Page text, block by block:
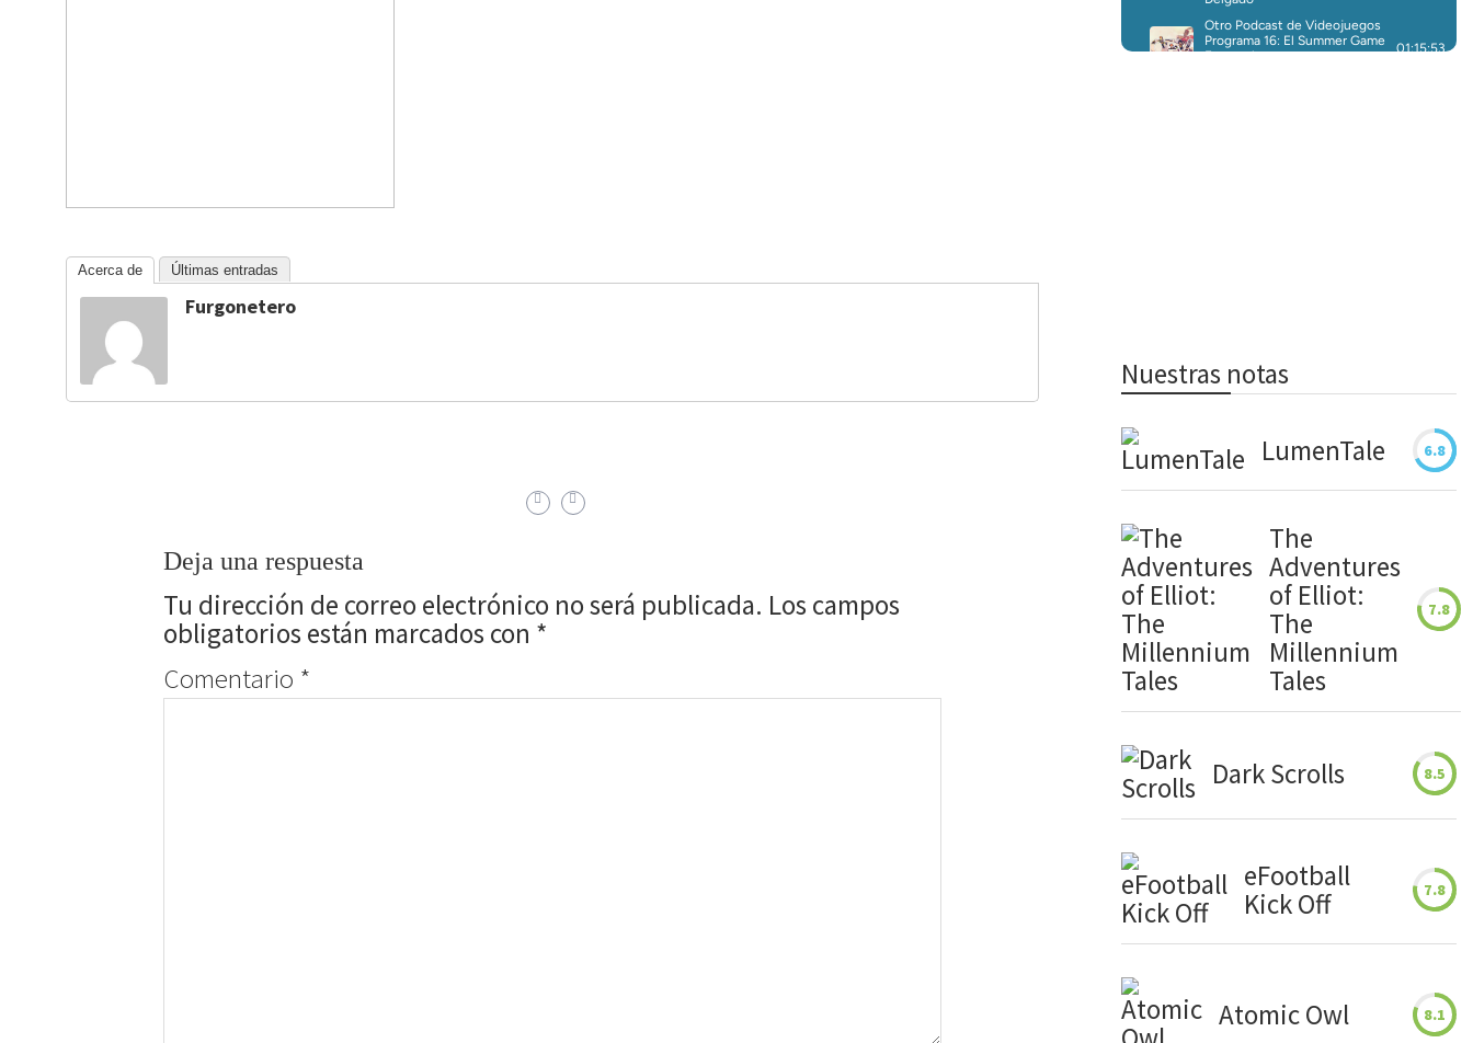
Acerca de Últimas entradas
Furgonetero
Deja una respuesta
Tu dirección de correo electrónico no será publicada. Los campos
obligatorios están marcados con *
Comentario *
Nuestras notas
LumenTale 6.8
The
Adventures
of Elliot:
The
Millennium
Tales
7.8
Dark Scrolls 8.5
eFootball
Kick Off
7.8
Atomic Owl 8.1